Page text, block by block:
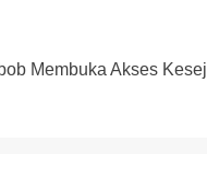
Membuka Akses